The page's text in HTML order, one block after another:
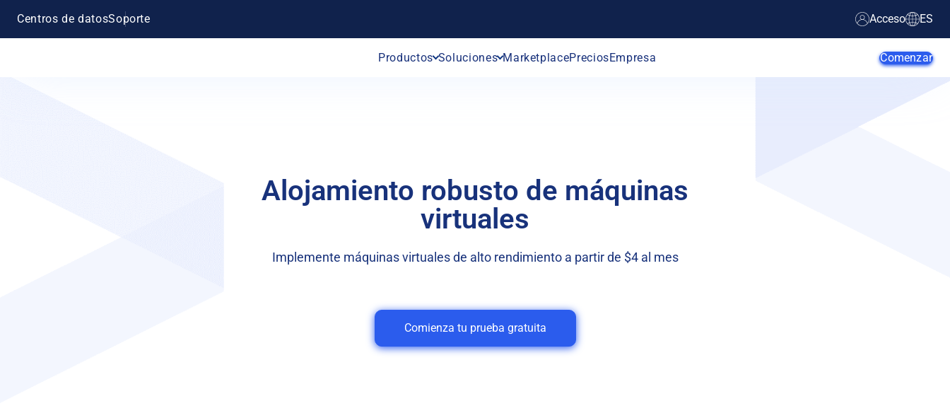
Centros de datosSoporte Acceso ES
Productos Soluciones
PYME
MarketplacePreciosEmpresa Comenzar
Alojamiento robusto de máquinas
virtuales
Implemente máquinas virtuales de alto rendimiento a partir de $4 al mes
Comienza tu prueba gratuita